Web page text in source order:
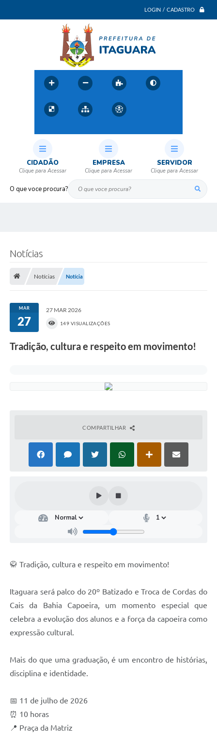
LOGIN / CADASTRO
O que voce procura?
CIDADÃO EMPRESA SERVIDOR
Notícias
Notícias Notícia
MAR
27
27 MAR 2026
149 VISUALIZAÇÕES
Tradição, cultura e respeito em movimento!
COMPARTILHAR
🥋 Tradição, cultura e respeito em movimento!
Itaguara será palco do 20º Batizado e Troca de Cordas do
Cais da Bahia Capoeira, um momento especial que
celebra a evolução dos alunos e a força da capoeira como
expressão cultural.
Mais do que uma graduação, é um encontro de histórias,
disciplina e identidade.
📅 11 de julho de 2026
⏰ 10 horas
📍 Praça da Matriz